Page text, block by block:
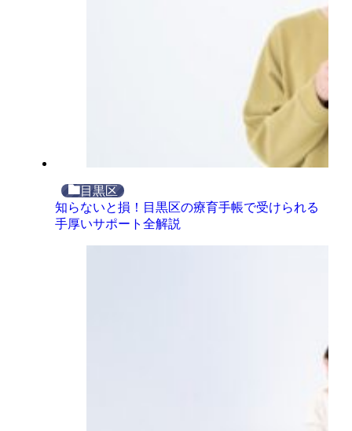
目黒区
知らないと損！目黒区の療育手帳で受けられる
手厚いサポート全解説